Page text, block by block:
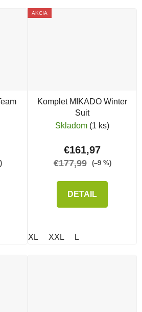
AKCIA
Komplet MIKADO Winter
Suit
Skladom (1 ks)
€161,97
€177,99 (–9 %)
DETAIL
XL XXL L